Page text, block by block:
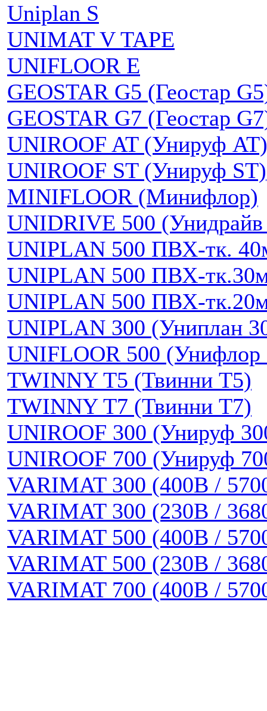
Uniplan S
UNIMAT V TAPE
UNIFLOOR E
GEOSTAR G5 (Геостар
GEOSTAR G7 (Геостар
UNIROOF AT (Унируф AT)
UNIROOF ST (Унируф ST)
MINIFLOOR (Минифлор)
UNIDRIVE 500 (Унидрайв
UNIPLAN 500 ПВХ-тк.
UNIPLAN 500 ПВХ-
UNIPLAN 500 ПВХ-
UNIPLAN 300 (Униплан
UNIFLOOR 500 (Унифлор
TWINNY T5 (Твинни Т5)
TWINNY T7 (Твинни Т7)
UNIROOF 300 (Унируф
UNIROOF 700 (Унируф
VARIMAT 300 (400В /
VARIMAT 300 (230В /
VARIMAT 500 (400В /
VARIMAT 500 (230В /
VARIMAT 700 (400В /